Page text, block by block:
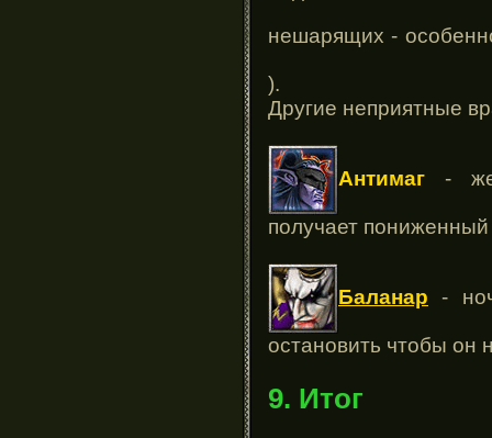
нешарящих -
).
Другие неприятные
Антимаг -
получает
Баланар -
остановить чтобы он
9. Итог